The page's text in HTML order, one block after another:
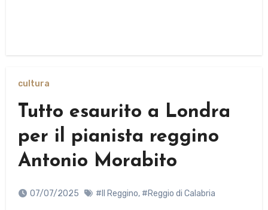
cultura
Tutto esaurito a Londra
per il pianista reggino
Antonio Morabito
07/07/2025 #Il Reggino, #Reggio di Calabria